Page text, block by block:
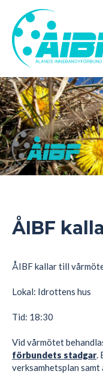
huvudinnehåll
ÅIBF
ÅIBF kallar till
Lokal: Idrottens hus
Tid: 18:30
Vid vårmötet
förbundets stadgar.
verksamhetsplan